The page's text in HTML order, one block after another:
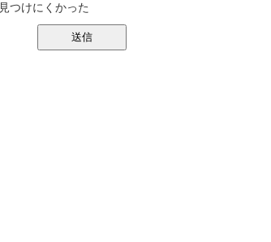
見つけにくかった